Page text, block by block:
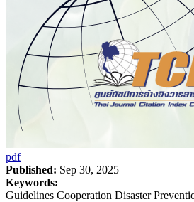
pdf
Published: Sep 30, 2025
Keywords:
Guidelines Cooperation Disaster